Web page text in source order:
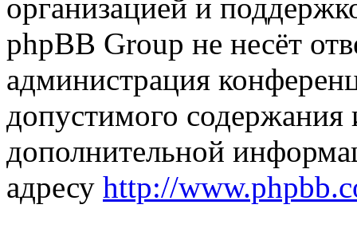
организацией и
phpBB Group не несёт
администрация
допустимого
дополнительной
адресу http://